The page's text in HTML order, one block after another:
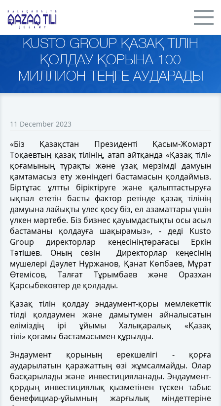
KUSTO GROUP ҚАЗАҚ ТІЛІН
ҚОЛДАУ ҚОРЫНА 100
МИЛЛИОН ТЕҢГЕ АУДАРАДЫ
11 December 2023
«Біз Қазақстан Президенті Қасым-Жомарт
Тоқаевтың қазақ тілінің, атап айтқанда «Қазақ тілі»
қоғамының тұрақты және ұзақ мерзімді дамуын
қамтамасыз ету жөніндегі бастамасын қолдаймыз.
Біртұтас ұлтты біріктіруге және қалыптастыруға
ықпал ететін басты фактор ретінде қазақ тілінің
дамуына лайықты үлес қосу біз, ел азаматтары үшін
үлкен мәртебе. Біз бизнес қауымдастықты осы асыл
бастаманы қолдауға шақырамыз», - деді Kusto
Group директорлар кеңесініңтөрағасы Еркін
Тәтішев. Оның сөзін Директорлар кеңесінің
мүшелері Дәулет Нұржанов, Қанат Көпбаев, Мұрат
Өтемісов, Талғат Тұрымбаев және Оразхан
Қарсыбековтер де қолдады.
Қазақ тілін қолдау эндаумент-қоры мемлекеттік
тілді қолдаумен және дамытумен айналысатын
еліміздің ірі ұйымы Халықаралық «Қазақ
тілі» қоғамы бастамасымен құрылды.
Эндаумент қорының ерекшелігі - қорға
аударылатын қаражаттың өзі жұмсалмайды. Олар
басқарылады және инвестицияланады. Эндаумент-
қордың инвестициялық қызметінен түскен табыс
бенефициар-ұйымның жарғылық міндеттеріне